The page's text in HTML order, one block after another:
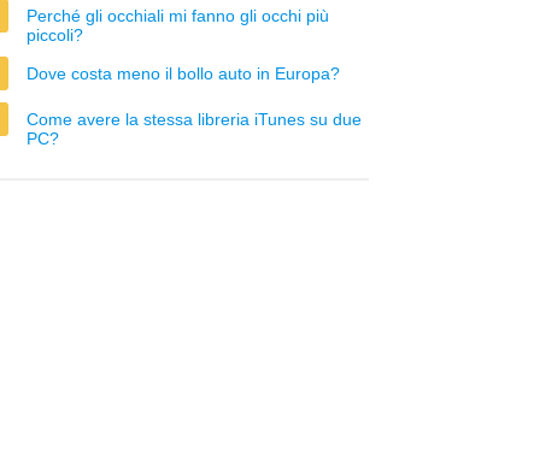
Perché gli occhiali mi fanno gli occhi più
piccoli?
Dove costa meno il bollo auto in Europa?
Come avere la stessa libreria iTunes su due
PC?